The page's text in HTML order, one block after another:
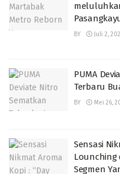
BY Juli 2,
PUMA
Terbaru
BY Mei 26,
Sensasi
Lounching
Segmen